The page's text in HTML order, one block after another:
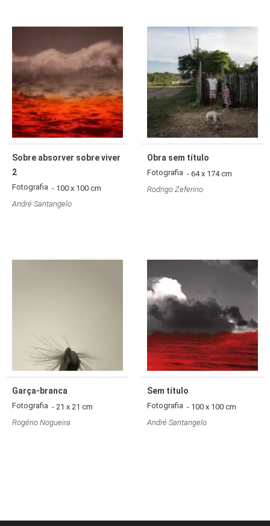
Sobre absorver sobre viver
2
Fotografia - 100 x 100 cm
André Santangelo
Obra sem título
Fotografia - 64 x 174 cm
Rodrigo Zeferino
Garça-branca
Fotografia - 21 x 21 cm
Rogério Nogueira
Sem título
Fotografia - 100 x 100 cm
André Santangelo